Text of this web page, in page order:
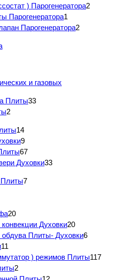
) Парогенератора2
Парогенератора1
Парогенератора2
и газовых
Плиты33
2
14
9
67
Духовки33
Плиты7
20
Духовки20
обдува Плиты- Духовки6
11
) режимов Плиты117
2